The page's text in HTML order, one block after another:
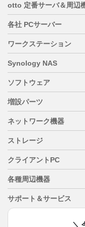
otto 定番サーバ＆周辺
各社 PCサーバー
ワークステーション
Synology NAS
ソフトウェア
増設パーツ
ネットワーク機器
ストレージ
クライアントPC
各種周辺機器
サポート＆サービス
＼